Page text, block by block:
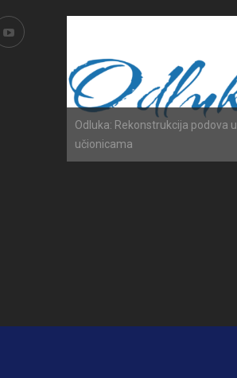
Odluka: Rekonstrukcija podova u
učionicama